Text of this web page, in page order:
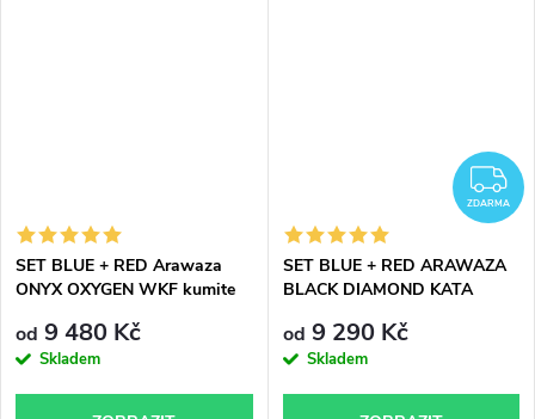
SET BLUE + RED Arawaza
ONYX OXYGEN WKF kumite
od 9 480 Kč
Skladem
ZDARMA
SET BLUE + RED ARAWAZA
BLACK DIAMOND KATA
od 9 290 Kč
Skladem